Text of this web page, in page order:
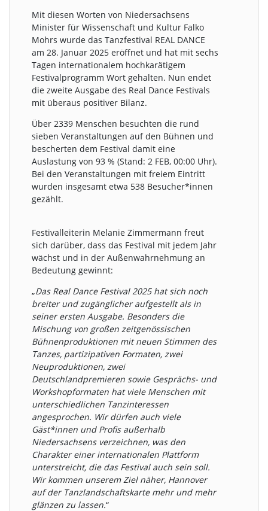
Mit diesen Worten von Niedersachsens
Minister für Wissenschaft und Kultur Falko
Mohrs wurde das Tanzfestival REAL DANCE
am 28. Januar 2025 eröffnet und hat mit sechs
Tagen internationalem hochkarätigem
Festivalprogramm Wort gehalten. Nun endet
die zweite Ausgabe des Real Dance Festivals
mit überaus positiver Bilanz.
Über 2339 Menschen besuchten die rund
sieben Veranstaltungen auf den Bühnen und
bescherten dem Festival damit eine
Auslastung von 93 % (Stand: 2 FEB, 00:00 Uhr).
Bei den Veranstaltungen mit freiem Eintritt
wurden insgesamt etwa 538 Besucher*innen
gezählt.
Festivalleiterin Melanie Zimmermann freut
sich darüber, dass das Festival mit jedem Jahr
wächst und in der Außenwahrnehmung an
Bedeutung gewinnt:
„Das Real Dance Festival 2025 hat sich noch
breiter und zugänglicher aufgestellt als in
seiner ersten Ausgabe. Besonders die
Mischung von großen zeitgenössischen
Bühnenproduktionen mit neuen Stimmen des
Tanzes, partizipativen Formaten, zwei
Neuproduktionen, zwei
Deutschlandpremieren sowie Gesprächs- und
Workshopformaten hat viele Menschen mit
unterschiedlichen Tanzinteressen
angesprochen. Wir dürfen auch viele
Gäst*innen und Profis außerhalb
Niedersachsens verzeichnen, was den
Charakter einer internationalen Plattform
unterstreicht, die das Festival auch sein soll.
Wir kommen unserem Ziel näher, Hannover
auf der Tanzlandschaftskarte mehr und mehr
glänzen zu lassen.“